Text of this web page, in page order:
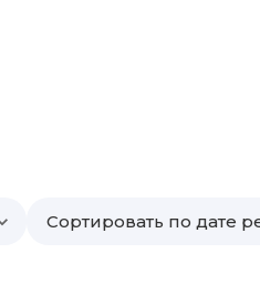
Сортировать по дате